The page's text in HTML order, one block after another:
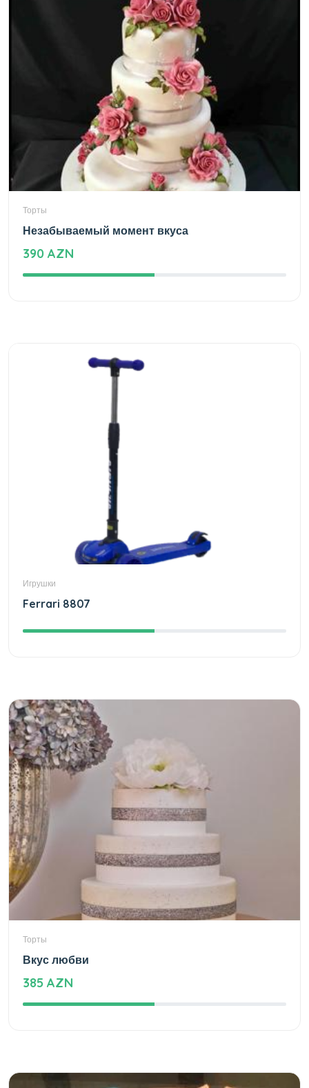
Торты
Незабываемый момент вкуса
390 AZN
Игрушки
Ferrari 8807
Торты
Вкус любви
385 AZN